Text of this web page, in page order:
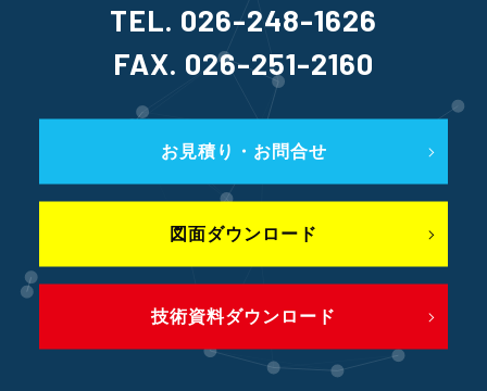
TEL. 026-248-1626
FAX. 026-251-2160
お見積り・お問合せ
図面ダウンロード
技術資料ダウンロード